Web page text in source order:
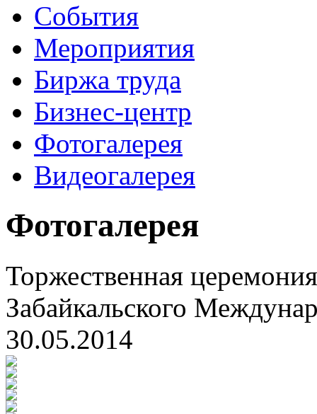
События
Мероприятия
Биржа труда
Бизнес-центр
Фотогалерея
Видеогалерея
Фотогалерея
Торжественная
Забайкальского
30.05.2014